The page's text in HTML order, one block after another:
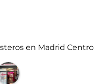
en Madrid Centro